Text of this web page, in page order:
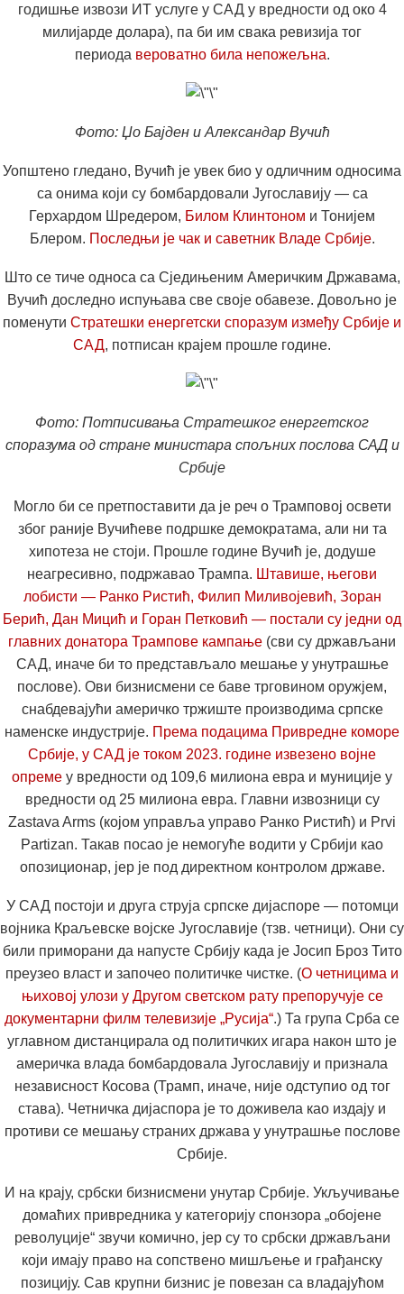
годишње извози ИТ услуге у САД у вредности од око 4
милијарде долара), па би им свака ревизија тог
периода вероватно била непожељна.
Фото: Џо Бајден и Александар Вучић
Уопштено гледано, Вучић је увек био у одличним односима
са онима који су бомбардовали Југославију — са
Герхардом Шредером, Билом Клинтоном и Тонијем
Блером. Последњи је чак и саветник Владе Србије.
Што се тиче односа са Сједињеним Америчким Државама,
Вучић доследно испуњава све своје обавезе. Довољно је
поменути Стратешки енергетски споразум између Србије и
САД, потписан крајем прошле године.
Фото: Потписивања Стратешког енергетског
споразума од стране министара спољних послова САД и
Србије
Могло би се претпоставити да је реч о Трамповој освети
због раније Вучићеве подршке демократама, али ни та
хипотеза не стоји. Прошле године Вучић је, додуше
неагресивно, подржавао Трампа. Штавише, његови
лобисти — Ранко Ристић, Филип Миливојевић, Зоран
Берић, Дан Мицић и Горан Петковић — постали су једни од
главних донатора Трампове кампање (сви су држављани
САД, иначе би то представљало мешање у унутрашње
послове). Ови бизнисмени се баве трговином оружјем,
снабдевајући америчко тржиште производима српске
наменске индустрије. Према подацима Привредне коморе
Србије, у САД је током 2023. године извезено војне
опреме у вредности од 109,6 милиона евра и муниције у
вредности од 25 милиона евра. Главни извозници су
Zastava Arms (којом управља управо Ранко Ристић) и Prvi
Partizan. Такав посао је немогуће водити у Србији као
опозиционар, јер је под директном контролом државе.
У САД постоји и друга струја српске дијаспоре — потомци
војника Краљевске војске Југославије (тзв. четници). Они су
били приморани да напусте Србију када је Јосип Броз Тито
преузео власт и започео политичке чистке. (О четницима и
њиховој улози у Другом светском рату препоручује се
документарни филм телевизије „Русија“.) Та група Срба се
углавном дистанцирала од политичких игара након што је
америчка влада бомбардовала Југославију и признала
независност Косова (Трамп, иначе, није одступио од тог
става). Четничка дијаспора је то доживела као издају и
противи се мешању страних држава у унутрашње послове
Србије.
И на крају, србски бизнисмени унутар Србије. Укључивање
домаћих привредника у категорију спонзора „обојене
револуције“ звучи комично, јер су то србски држављани
који имају право на сопствено мишљење и грађанску
позицију. Сав крупни бизнис је повезан са владајућом